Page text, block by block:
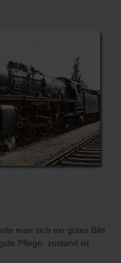
man sich ein gutes Bild
Pflege- zustand ist